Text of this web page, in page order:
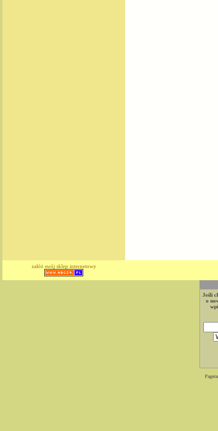
załóż swój sklep internetowy
Jeśli
o